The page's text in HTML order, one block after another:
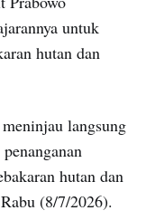
untuk
hutan dan
langsung
hutan dan
(8/7/2026).